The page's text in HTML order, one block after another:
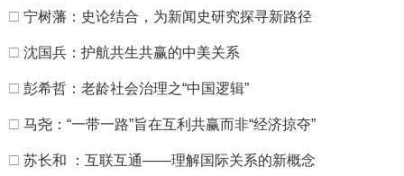
□ 宁树藩：史论结合，为新闻史研究探寻新路径
□ 沈国兵：护航共生共赢的中美关系
□ 彭希哲：老龄社会治理之“中国逻辑”
□ 马尧：“一带一路”旨在互利共赢而非“经济掠夺”
□ 苏长和 ：互联互通——理解国际关系的新概念